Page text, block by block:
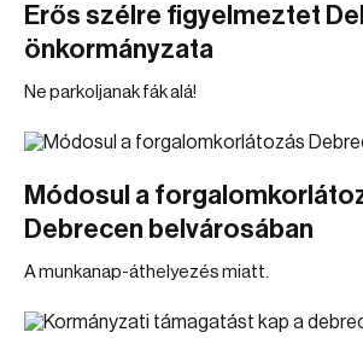
Erős szélre figyelmeztet
önkormányzata
Ne parkoljanak fák alá!
Módosul a
Debrecen belvárosában
A munkanap-áthelyezés miatt.